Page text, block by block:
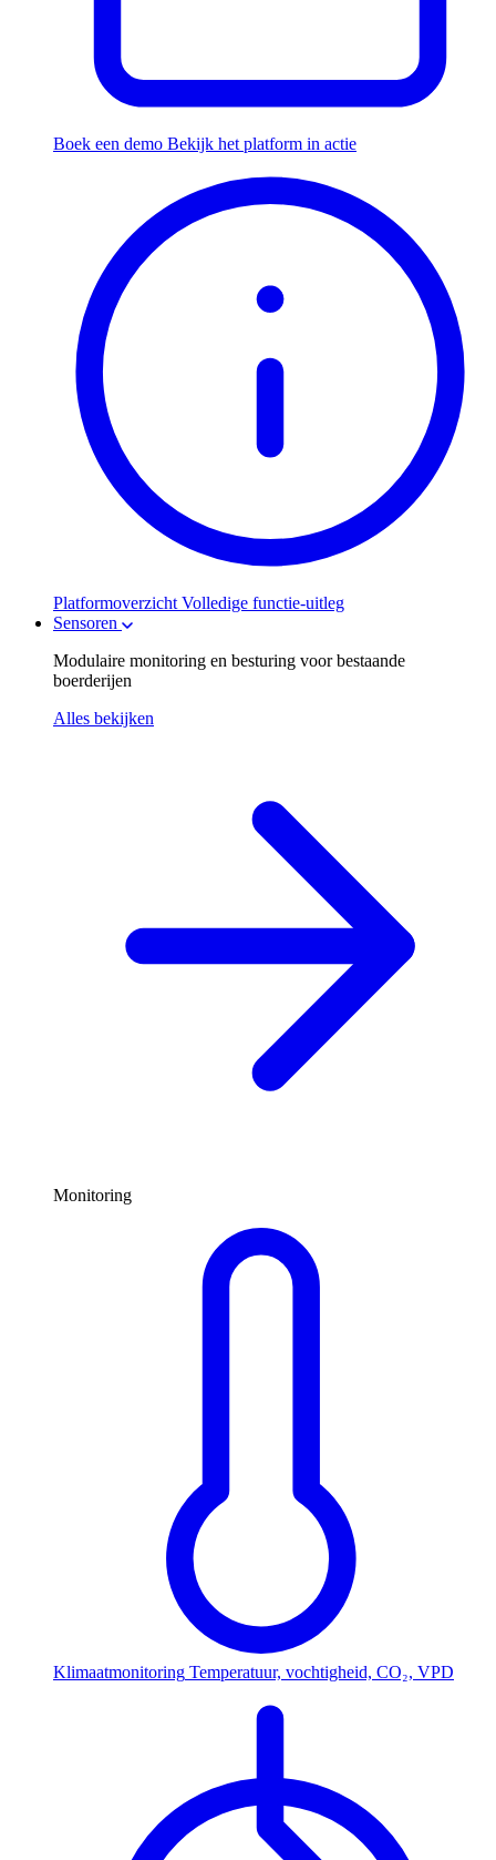
Boek een demo Bekijk het platform in actie
Platformoverzicht Volledige functie-uitleg
Sensoren
Modulaire monitoring en besturing voor bestaande
boerderijen
Alles bekijken
Monitoring
Klimaatmonitoring Temperatuur, vochtigheid, CO₂, VPD